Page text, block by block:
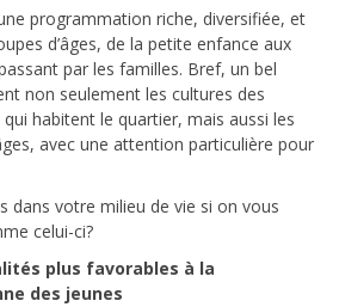
programmation riche, diversifiée, et
d’âges, de la petite enfance aux
par les familles. Bref, un bel
non seulement les cultures des
habitent le quartier, mais aussi les
avec une attention particulière pour
dans votre milieu de vie si on vous
celui-ci?
plus favorables à la
des jeunes